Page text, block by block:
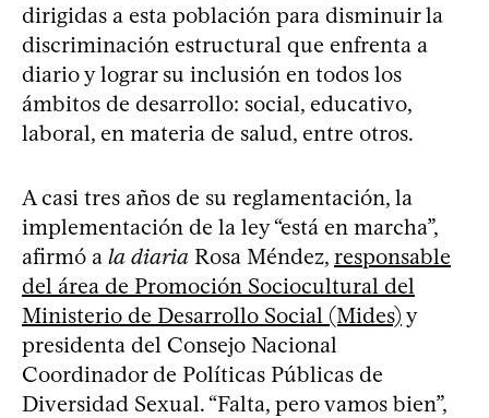
dirigidas a esta población para disminuir la
discriminación estructural que enfrenta a
diario y lograr su inclusión en todos los
ámbitos de desarrollo: social, educativo,
laboral, en materia de salud, entre otros.
A casi tres años de su reglamentación, la
implementación de la ley “está en marcha”,
afirmó a la diaria Rosa Méndez, responsable
del área de Promoción Sociocultural del
Ministerio de Desarrollo Social (Mides) y
presidenta del Consejo Nacional
Coordinador de Políticas Públicas de
Diversidad Sexual. “Falta, pero vamos bien”,